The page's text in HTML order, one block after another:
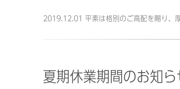
2019.12.01 平素は格別のご高配を賜り、
夏期休業期間のお知ら